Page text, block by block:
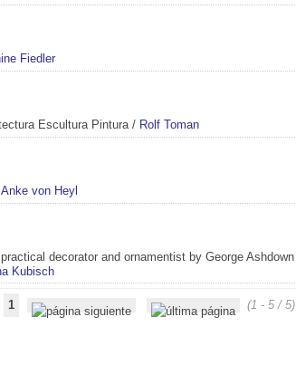
Fiedler
Escultura Pintura / Rolf Toman
Anke von Heyl
decorator and ornamentist by George Ashdown
Kubisch
1 (1 - 5 / 5)